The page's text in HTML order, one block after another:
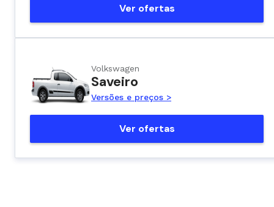
Ver ofertas
Volkswagen
Saveiro
Versões e preços >
Ver ofertas